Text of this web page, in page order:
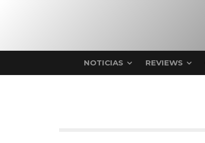
NOTICIAS REVIEWS